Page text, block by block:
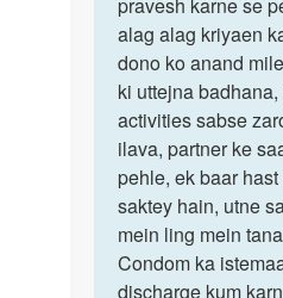
pravesh karne se
alag alag kriyaen
dono ko anand
ki uttejna
activities sabse
ilava, partner ke
pehle, ek baar
saktey hain, utne
mein ling mein
Condom ka
discharge kum